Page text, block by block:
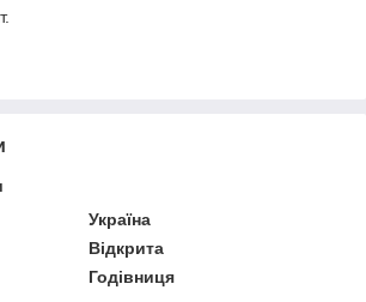
Україна
Відкрита
Годівниця